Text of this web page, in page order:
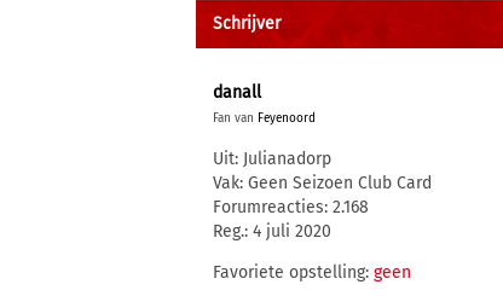
Schrijver
danall
Fan van Feyenoord
Uit: Julianadorp
Vak: Geen Seizoen Club Card
Forumreacties: 2.168
Reg.: 4 juli 2020
Favoriete opstelling: geen